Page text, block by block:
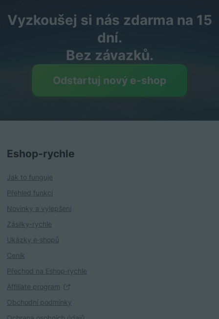
Vyzkoušej si nás zdarma na 15
dní.
Bez závazků.
Odstartuj nový e‑shop
Eshop‑rychle
Jak to funguje
Přehled funkcí
Novinky a vylepšení
Zásilky-rychle
Ukázky e‑shopů
Ceník
Přechod na Eshop‑rychle
Affiliate program
Obchodní podmínky